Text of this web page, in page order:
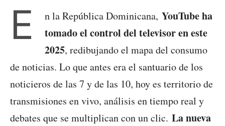
E n la República Dominicana, YouTube ha
tomado el control del televisor en este
2025, redibujando el mapa del consumo
de noticias. Lo que antes era el santuario de los
noticieros de las 7 y de las 10, hoy es territorio de
transmisiones en vivo, análisis en tiempo real y
debates que se multiplican con un clic. La nueva